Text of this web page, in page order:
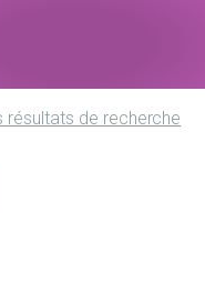
résultats de recherche